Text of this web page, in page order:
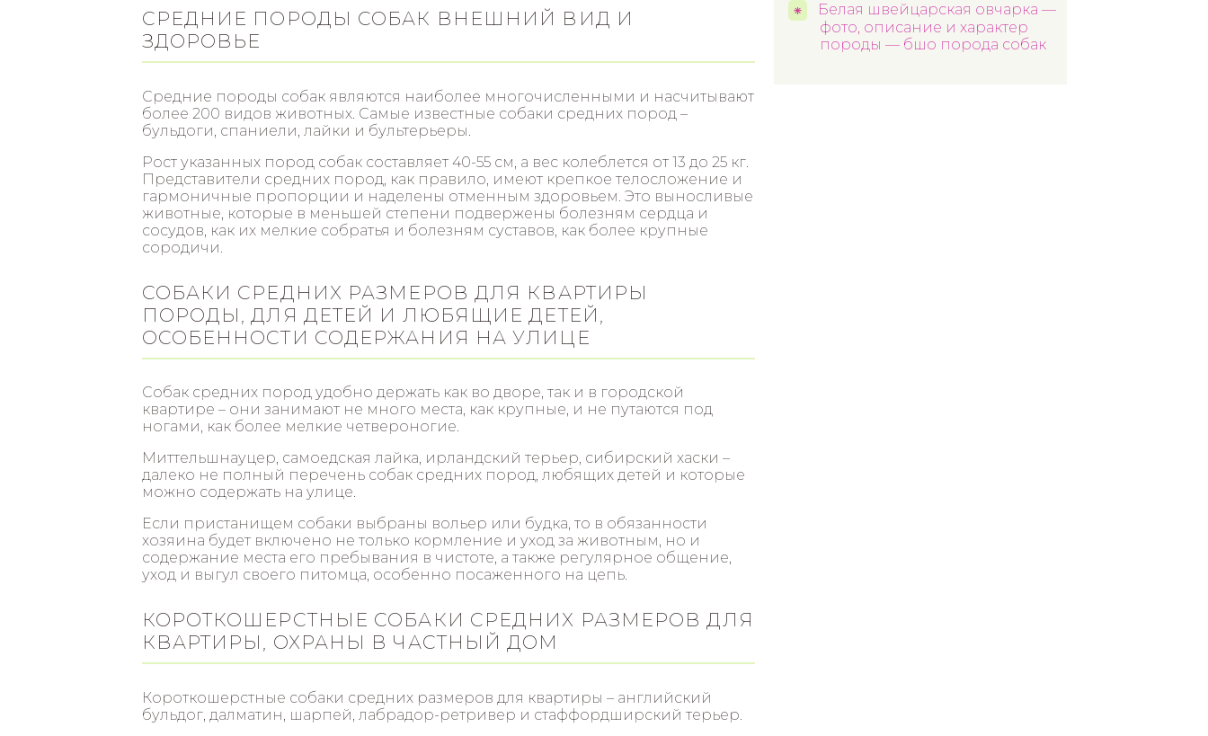
СРЕДНИЕ ПОРОДЫ СОБАК ВНЕШНИЙ ВИД И
ЗДОРОВЬЕ
Средние породы собак являются наиболее многочисленными и насчитывают
более 200 видов животных. Самые известные собаки средних пород –
бульдоги, спаниели, лайки и бультерьеры.
Рост указанных пород собак составляет 40-55 см, а вес колеблется от 13 до 25 кг.
Представители средних пород, как правило, имеют крепкое телосложение и
гармоничные пропорции и наделены отменным здоровьем. Это выносливые
животные, которые в меньшей степени подвержены болезням сердца и
сосудов, как их мелкие собратья и болезням суставов, как более крупные
сородичи.
СОБАКИ СРЕДНИХ РАЗМЕРОВ ДЛЯ КВАРТИРЫ
ПОРОДЫ, ДЛЯ ДЕТЕЙ И ЛЮБЯЩИЕ ДЕТЕЙ,
ОСОБЕННОСТИ СОДЕРЖАНИЯ НА УЛИЦЕ
Собак средних пород удобно держать как во дворе, так и в городской
квартире – они занимают не много места, как крупные, и не путаются под
ногами, как более мелкие четвероногие.
Миттельшнауцер, самоедская лайка, ирландский терьер, сибирский хаски –
далеко не полный перечень собак средних пород, любящих детей и которые
можно содержать на улице.
Если пристанищем собаки выбраны вольер или будка, то в обязанности
хозяина будет включено не только кормление и уход за животным, но и
содержание места его пребывания в чистоте, а также регулярное общение,
уход и выгул своего питомца, особенно посаженного на цепь.
КОРОТКОШЕРСТНЫЕ СОБАКИ СРЕДНИХ РАЗМЕРОВ ДЛЯ
КВАРТИРЫ, ОХРАНЫ В ЧАСТНЫЙ ДОМ
Короткошерстные собаки средних размеров для квартиры – английский
бульдог, далматин, шарпей, лабрадор-ретривер и стаффордширский терьер.
Белая швейцарская овчарка —
фото, описание и характер
породы — бшо порода собак